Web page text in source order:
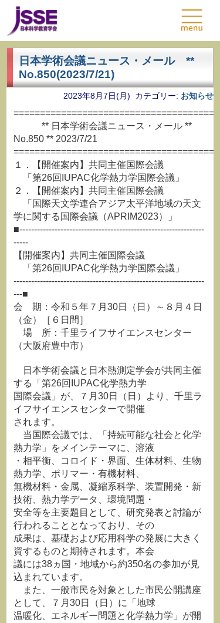
日本学術会議ニュース・メール **
No.850(2023/7/21)
2023年8月7日(月) カテゴリー: お知らせ
** 日本学術会議ニュース・メール **
No.850 ** 2023/7/21
１．【開催案内】共同主催国際会議
「第26回IUPAC化学熱力学国際会議」
２．【開催案内】共同主催国際会議
「国際天文学連合アジア太平洋地域の天文
学に関する国際会議（APRIM2023）」
■---------------------------------------------------------------
-----
【開催案内】共同主催国際会議
「第26回IUPAC化学熱力学国際会議」
-----------------------------------------------------------------
---■
会 期：令和５年７月30日（日）～８月４日
（金）［６日間］
場 所：千里ライフサイエンスセンター
（大阪府豊中市）
日本学術会議と日本熱測定学会が共同主催
する「第26回IUPAC化学熱力学
国際会議」が、７月30日（日）より、千里ラ
イフサイエンスセンターで開催
されます。
当国際会議では、「持続可能な社会と化学
熱力学」をメインテーマに、溶液
・相平衡、コロイド・界面、生体材料、生物
熱力学、ポリマー・有機材料、
無機材料・金属、凝縮系科学、装置開発・新
技術、熱力学データ、環境問題・
安全等を主要題目として、研究発表と討論が
行われることとなっており、その
成果は、基礎および応用科学の発展に大きく
資するものと期待されます。本会
議には38ヵ国・地域から約350名の参加が見
込まれています。
また、一般市民を対象とした市民公開講座
として、７月30日（日）に「地球
温暖化、エネルギー問題と化学熱力学」が開